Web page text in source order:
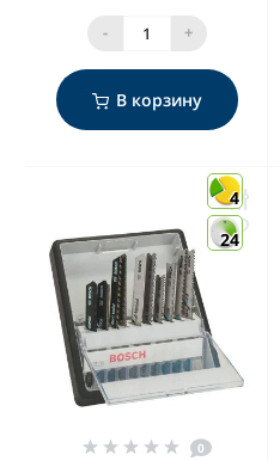
- +
В корзину
4
24
0